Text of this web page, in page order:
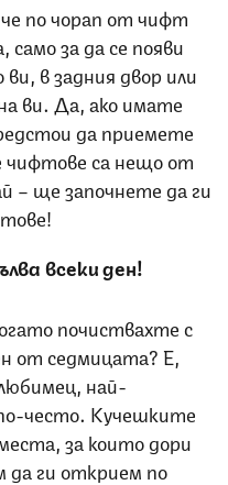
по чорап от чифт
за да се появи
в задния двор или
ви. Да, ако имате
да приемете
са нещо от
– ще започнете да ги
всеки ден!
почиствахте с
от седмицата? Е,
най-
често. Кучешките
за които дори
да ги открием по